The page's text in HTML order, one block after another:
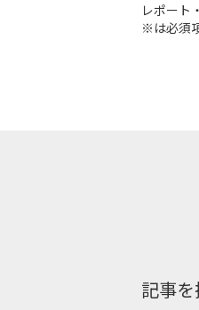
レポート
※は必須
記事